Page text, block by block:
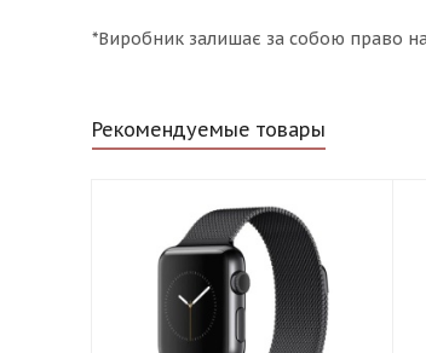
*Виробник залишає за собою право на
Рекомендуемые товары